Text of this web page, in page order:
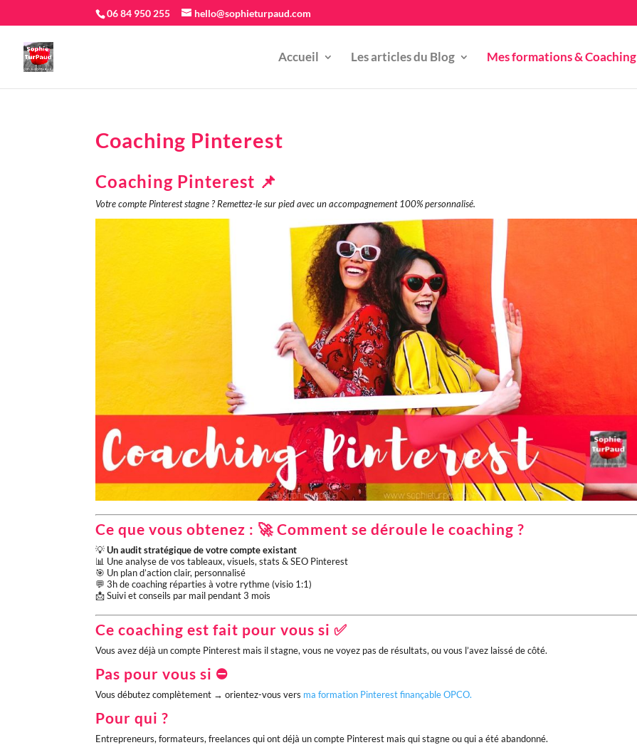
06 84 950 255 hello@sophieturpaud.com
Accueil Les articles du Blog Mes formations & Coaching
Coaching Pinterest
Coaching Pinterest 📌
Votre compte Pinterest stagne ? Remettez-le sur pied avec un accompagnement 100% personnalisé.
Ce que vous obtenez : 🚀 Comment se déroule le coaching ?
💡Un audit stratégique de votre compte existant
📊 Une analyse de vos tableaux, visuels, stats & SEO Pinterest
🎯 Un plan d’action clair, personnalisé
💬 3h de coaching réparties à votre rythme (visio 1:1)
📩 Suivi et conseils par mail pendant 3 mois
Ce coaching est fait pour vous si ✅
Vous avez déjà un compte Pinterest mais il stagne, vous ne voyez pas de résultats, ou vous l’avez laissé de côté.
Pas pour vous si ⛔
Vous débutez complètement → orientez-vous vers ma formation Pinterest finançable OPCO.
Pour qui ?
Entrepreneurs, formateurs, freelances qui ont déjà un compte Pinterest mais qui stagne ou qui a été abandonné.